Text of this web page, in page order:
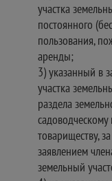
участка
постоянного
пользования,
аренды;
3) указанный в
участка
раздела
товариществу,
заявлением
земельный